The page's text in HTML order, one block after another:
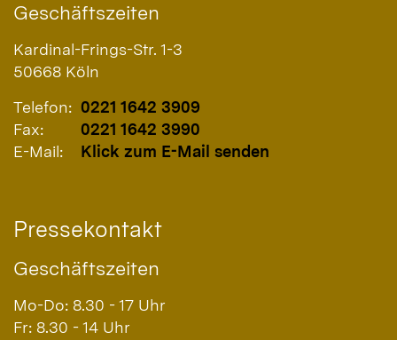
Geschäftszeiten
Kardinal-Frings-Str. 1-3
50668 Köln
Telefon: 0221 1642 3909
Fax:
0221 1642 3990
E-Mail:
Klick zum E-Mail senden
Pressekontakt
Geschäftszeiten
Mo-Do: 8.30 - 17 Uhr
Fr: 8.30 - 14 Uhr